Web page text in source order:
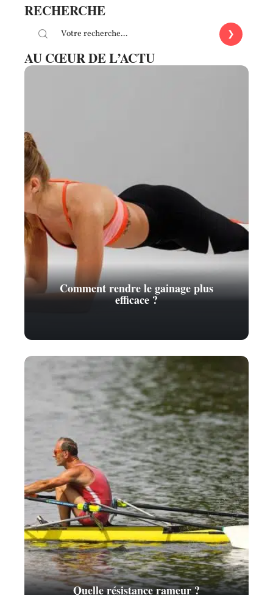
RECHERCHE
AU CŒUR DE L’ACTU
Comment rendre le gainage plus
efficace ?
Quelle résistance rameur ?